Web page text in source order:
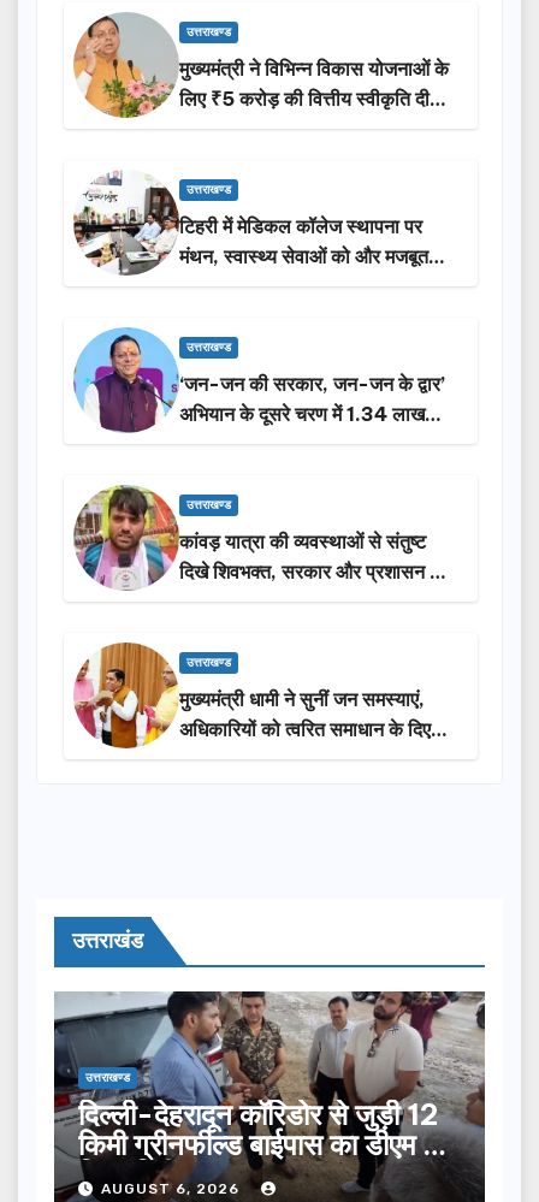
उत्तराखण्ड
मुख्यमंत्री ने विभिन्न विकास योजनाओं के
लिए ₹5 करोड़ की वित्तीय स्वीकृति दी…
उत्तराखण्ड
टिहरी में मेडिकल कॉलेज स्थापना पर
मंथन, स्वास्थ्य सेवाओं को और मजबूत
करेगी सरकार: मुख्यमंत्री धामी…
उत्तराखण्ड
‘जन-जन की सरकार, जन-जन के द्वार’
अभियान के दूसरे चरण में 1.34 लाख
लोगों की भागीदारी…
उत्तराखण्ड
कांवड़ यात्रा की व्यवस्थाओं से संतुष्ट
दिखे शिवभक्त, सरकार और प्रशासन की
सराहना…
उत्तराखण्ड
मुख्यमंत्री धामी ने सुनीं जन समस्याएं,
अधिकारियों को त्वरित समाधान के दिए
निर्देश
उत्तराखंड
उत्तराखण्ड
दिल्ली-देहरादून कॉरिडोर से जुड़ी 12
किमी ग्रीनफील्ड बाईपास का डीएम ने
किया निरीक्षण…
AUGUST 6, 2026